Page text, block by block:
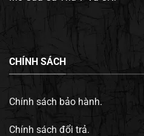
CHÍNH SÁCH
Chính sách bảo hành.
Chính sách đổi trả.